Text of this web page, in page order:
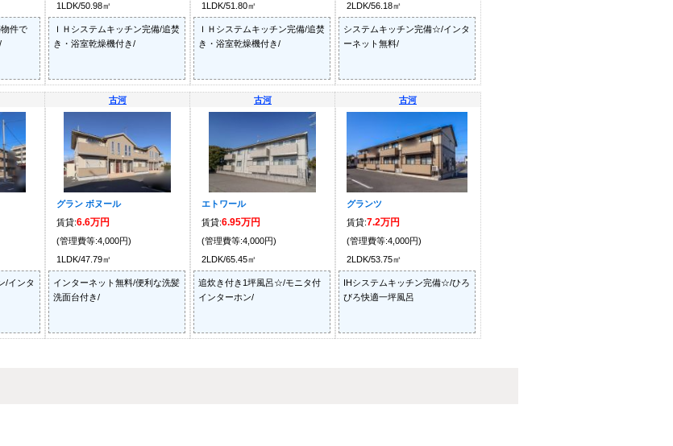
件で
1LDK/50.98㎡
ＩＨシステムキッチン完備/追焚
き・浴室乾燥機付き/
1LDK/51.80㎡
ＩＨシステムキッチン完備/追焚
き・浴室乾燥機付き/
2LDK/56.18㎡
システムキッチン完備☆/インタ
ーネット無料/
/インタ
古河
グラン ボヌール
賃貸:6.6万円
(管理費等:4,000円)
1LDK/47.79㎡
インターネット無料/便利な洗髪
洗面台付き/
古河
エトワール
賃貸:6.95万円
(管理費等:4,000円)
2LDK/65.45㎡
追炊き付き1坪風呂☆/モニタ付
インターホン/
古河
グランツ
賃貸:7.2万円
(管理費等:4,000円)
2LDK/53.75㎡
IHシステムキッチン完備☆/ひろ
びろ快適一坪風呂